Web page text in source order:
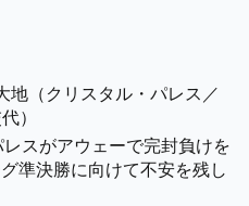
地（クリスタル・パレス／
）
スがアウェーで完封負けを
準決勝に向けて不安を残し